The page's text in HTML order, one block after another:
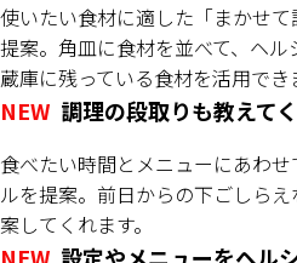
使いたい食材に適した「まかせ
提案。角皿に食材を並べて、ヘ
蔵庫に残っている食材を活用でき
NEW 調理の段取りも教えて
食べたい時間とメニューにあわ
ルを提案。前日からの下ごしら
案してくれます。
NEW 設定やメニューをヘル